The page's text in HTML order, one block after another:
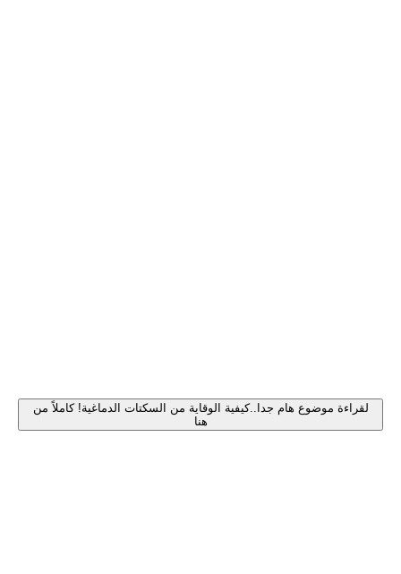
لقراءة موضوع هام جدا..كيفية الوقاية من السكتات الدماغية! كاملاً من
هنا